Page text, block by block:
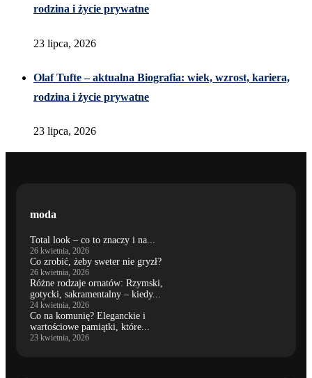
rodzina i życie prywatne
23 lipca, 2026
Olaf Tufte – aktualna Biografia: wiek, wzrost, kariera,
rodzina i życie prywatne
23 lipca, 2026
moda
Total look – co to znaczy i na...
26 kwietnia, 2026
Co zrobić, żeby sweter nie gryzł?
26 kwietnia, 2026
Różne rodzaje ornatów: Rzymski,
gotycki, sakramentalny – kiedy...
24 kwietnia, 2026
Co na komunię? Eleganckie i
wartościowe pamiątki, które...
23 kwietnia, 2026